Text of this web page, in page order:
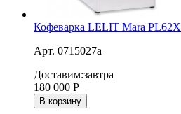
Кофеварка LELIT Mara PL62X
Арт. 0715027a
Доставим:завтра
180 000 Р
В корзину